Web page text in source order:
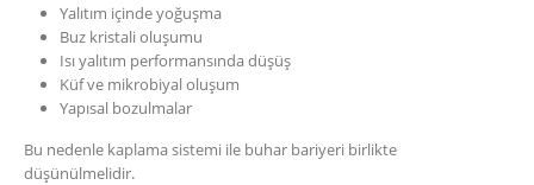
Yalıtım içinde yoğuşma
Buz kristali oluşumu
Isı yalıtım performansında düşüş
Küf ve mikrobiyal oluşum
Yapısal bozulmalar
Bu nedenle kaplama sistemi ile buhar bariyeri birlikte
düşünülmelidir.